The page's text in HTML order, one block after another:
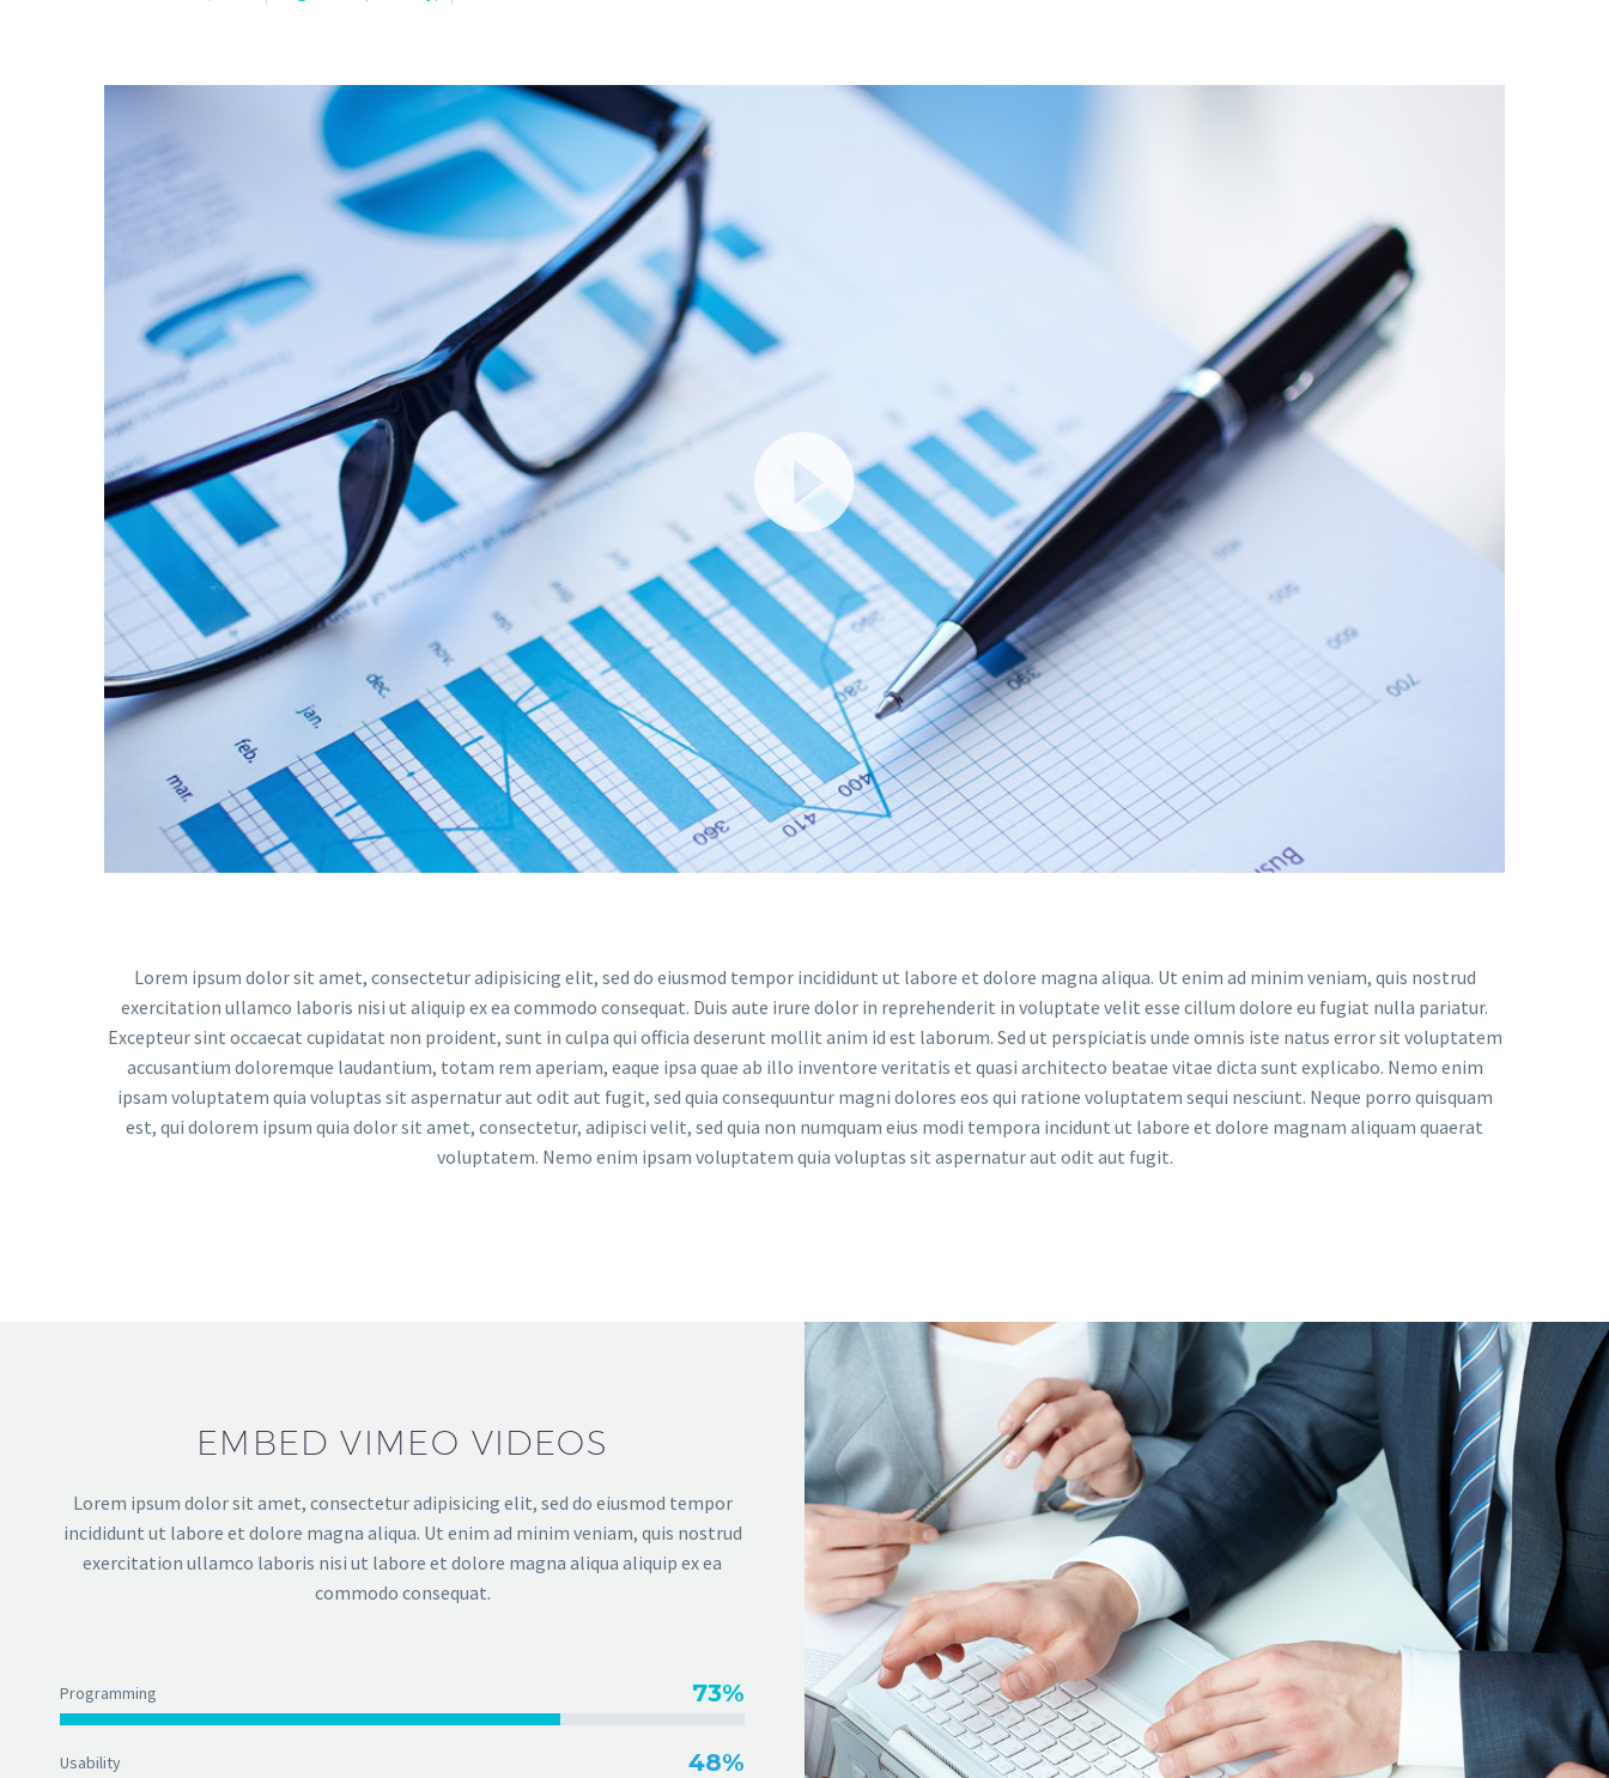
Lorem ipsum dolor sit amet, consectetur adipisicing elit, sed do eiusmod tempor incididunt ut labore et dolore magna aliqua. Ut enim ad minim veniam, quis nostrud
exercitation ullamco laboris nisi ut aliquip ex ea commodo consequat. Duis aute irure dolor in reprehenderit in voluptate velit esse cillum dolore eu fugiat nulla pariatur.
Excepteur sint occaecat cupidatat non proident, sunt in culpa qui officia deserunt mollit anim id est laborum. Sed ut perspiciatis unde omnis iste natus error sit voluptatem
accusantium doloremque laudantium, totam rem aperiam, eaque ipsa quae ab illo inventore veritatis et quasi architecto beatae vitae dicta sunt explicabo. Nemo enim
ipsam voluptatem quia voluptas sit aspernatur aut odit aut fugit, sed quia consequuntur magni dolores eos qui ratione voluptatem sequi nesciunt. Neque porro quisquam
est, qui dolorem ipsum quia dolor sit amet, consectetur, adipisci velit, sed quia non numquam eius modi tempora incidunt ut labore et dolore magnam aliquam quaerat
voluptatem. Nemo enim ipsam voluptatem quia voluptas sit aspernatur aut odit aut fugit.
EMBED VIMEO VIDEOS
Lorem ipsum dolor sit amet, consectetur adipisicing elit, sed do eiusmod tempor
incididunt ut labore et dolore magna aliqua. Ut enim ad minim veniam, quis nostrud
exercitation ullamco laboris nisi ut labore et dolore magna aliqua aliquip ex ea
commodo consequat.
Programming 73%
Usability 48%